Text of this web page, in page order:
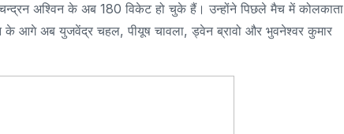
अश्विन के अब 180 विकेट हो चुके हैं। उन्होंने पिछले मैच में कोलकाता
के आगे अब युजवेंद्र चहल, पीयूष चावला, ड्वेन ब्रावो और भुवनेश्वर कुमार